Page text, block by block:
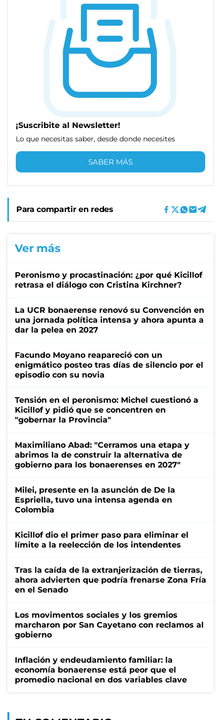
¡Suscribite al Newsletter!
Lo que necesitas saber, desde donde necesites
SABER MÁS
Para compartir en redes
Ver más
Peronismo y procastinación: ¿por qué Kicillof
retrasa el diálogo con Cristina Kirchner?
La UCR bonaerense renovó su Convención en
una jornada política intensa y ahora apunta a
dar la pelea en 2027
Facundo Moyano reapareció con un
enigmático posteo tras días de silencio por el
episodio con su novia
Tensión en el peronismo: Michel cuestionó a
Kicillof y pidió que se concentren en
"gobernar la Provincia"
Maximiliano Abad: "Cerramos una etapa y
abrimos la de construir la alternativa de
gobierno para los bonaerenses en 2027"
Milei, presente en la asunción de De la
Espriella, tuvo una intensa agenda en
Colombia
Kicillof dio el primer paso para eliminar el
límite a la reelección de los intendentes
Tras la caída de la extranjerización de tierras,
ahora advierten que podría frenarse Zona Fría
en el Senado
Los movimentos sociales y los gremios
marcharon por San Cayetano con reclamos al
gobierno
Inflación y endeudamiento familiar: la
economía bonaerense está peor que el
promedio nacional en dos variables clave